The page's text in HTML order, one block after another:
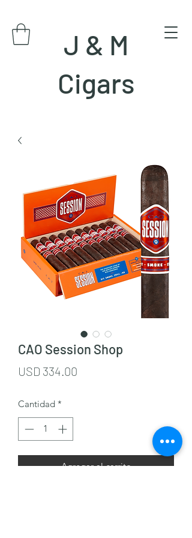
J & M
Cigars
CAO Session Shop
USD 334.00
Cantidad *
Agregar al carrito